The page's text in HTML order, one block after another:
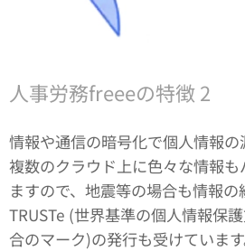
人事労務freeeの特徴 2
情報や通信の暗号化で個人情報の
複数のクラウド上に色々な情報
ますので、地震等の場合も情報の
TRUSTe (世界基準の個人情報保
合のマーク)の発行も受けています